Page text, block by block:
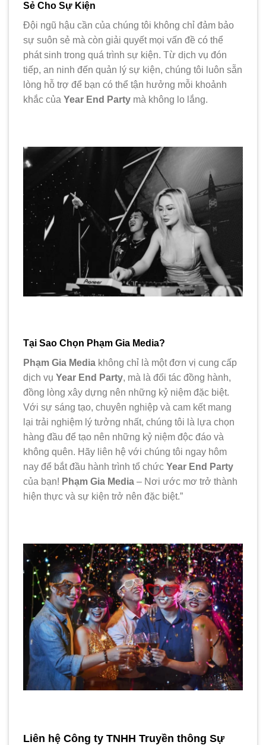
Sẻ Cho Sự Kiện
Đội ngũ hậu cần của chúng tôi không chỉ đảm bảo
sự suôn sẻ mà còn giải quyết mọi vấn đề có thể
phát sinh trong quá trình sự kiện. Từ dịch vụ đón
tiếp, an ninh đến quản lý sự kiện, chúng tôi luôn sẵn
lòng hỗ trợ để bạn có thể tận hưởng mỗi khoảnh
khắc của Year End Party mà không lo lắng.
Tại Sao Chọn Phạm Gia Media?
Phạm Gia Media không chỉ là một đơn vị cung cấp
dịch vụ Year End Party, mà là đối tác đồng hành,
đồng lòng xây dựng nên những kỷ niệm đặc biệt.
Với sự sáng tạo, chuyên nghiệp và cam kết mang
lại trải nghiệm lý tưởng nhất, chúng tôi là lựa chọn
hàng đầu để tạo nên những kỷ niệm độc đáo và
không quên. Hãy liên hệ với chúng tôi ngay hôm
nay để bắt đầu hành trình tổ chức Year End Party
của bạn! Phạm Gia Media – Nơi ước mơ trở thành
hiện thực và sự kiện trở nên đặc biệt.”
Liên hệ Công ty TNHH Truyền thông Sự